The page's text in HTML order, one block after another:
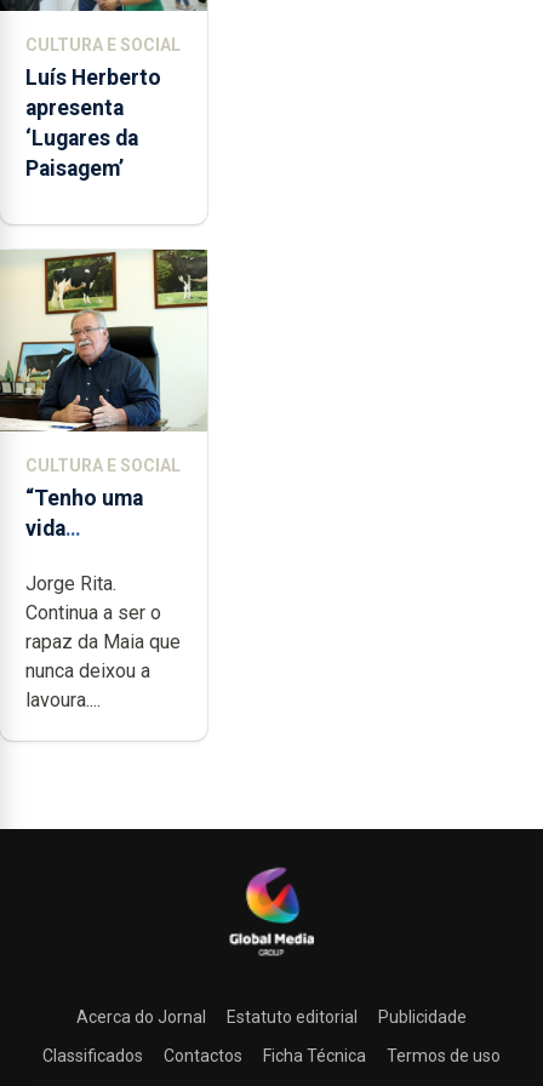
CULTURA E SOCIAL
Luís Herberto
apresenta
‘Lugares da
Paisagem’
CULTURA E SOCIAL
“Tenho uma
vida
cheia de
trabalho,
dedicação,
gosto e muita
paixão”
Jorge Rita.
Continua a ser o
rapaz da Maia que
nunca deixou a
lavoura....
Acerca do Jornal Estatuto editorial
Publicidade
Classificados
Contactos Ficha Técnica
Termos de uso